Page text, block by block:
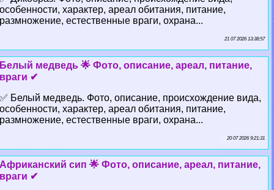
особенности, хаpaктер, ареал обитания, питание,
размножение, естественные враги, охрана...
21 07 2026 13:38:57
Белый медведь 🌟 Фото, описание, ареал, питание,
враги ✔
✅ Белый медведь. Фото, описание, происхождение вида,
особенности, хаpaктер, ареал обитания, питание,
размножение, естественные враги, охрана...
20 07 2026 9:21:31
Африканский сип 🌟 Фото, описание, ареал, питание,
враги ✔